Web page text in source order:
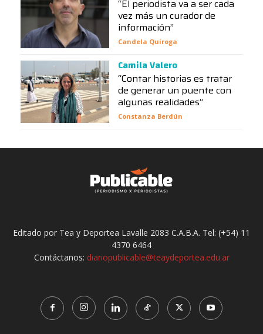
“El periodista va a ser cada
vez más un curador de
información”
Candela Quiroga
Camila Valero
“Contar historias es tratar
de generar un puente con
algunas realidades”
Constanza Berdún
Editado por Tea y Deportea Lavalle 2083 C.A.B.A. Tel: (+54) 11
4370 6464
Contáctanos: diariopublicable@teaydeportea.edu.ar